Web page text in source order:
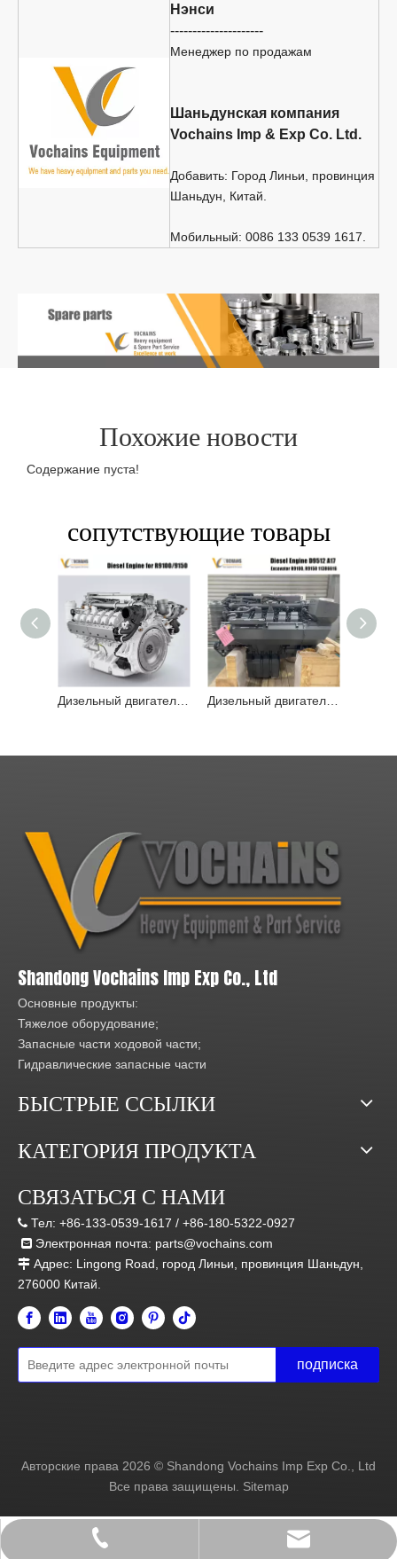
Нэнси
---------------------
Менеджер по продажам
Шаньдунская компания
Vochains Imp & Exp Co. Ltd.
Добавить: Город Линьи, провинция
Шаньдун, Китай.
Мобильный: 0086 133 0539 1617.
Похожие новости
Содержание пуста!
сопутствующие товары
Дизельный двигатель D9512 A17 Lie Bherr R9100, R9150 11386616 для экскаватора Дизельный двигатель D9512 A17, используемый в экскаваторе R 9100 R 9150 11386616 на складе
Shandong Vochains Imp Exp Co., Ltd
Основные продукты:
Тяжелое оборудование;
Запасные части ходовой части;
Гидравлические запасные части
БЫСТРЫЕ ССЫЛКИ
КАТЕГОРИЯ ПРОДУКТА
СВЯЗАТЬСЯ С НАМИ
 Тел: +86-133-0539-1617 / +86-180-5322-0927
 Электронная почта: parts@vochains.com
 Адрес: Lingong Road, город Линьи, провинция Шаньдун,
276000 Китай.
подписка
Авторские права 2026 © Shandong Vochains Imp Exp Co., Ltd
Все права защищены. Sitemap